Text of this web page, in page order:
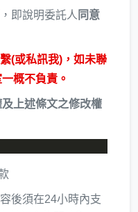
即說明委託人 同意
(或私訊我)，如未聯
概不負責。
上述條文之修改權
後須在24小時內支